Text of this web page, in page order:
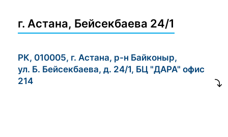
г. Астана, Бейсекбаева 24/1
РК, 010005, г. Астана, р-н Байконыр,
ул. Б. Бейсекбаева, д. 24/1, БЦ "ДАРА" офис
214